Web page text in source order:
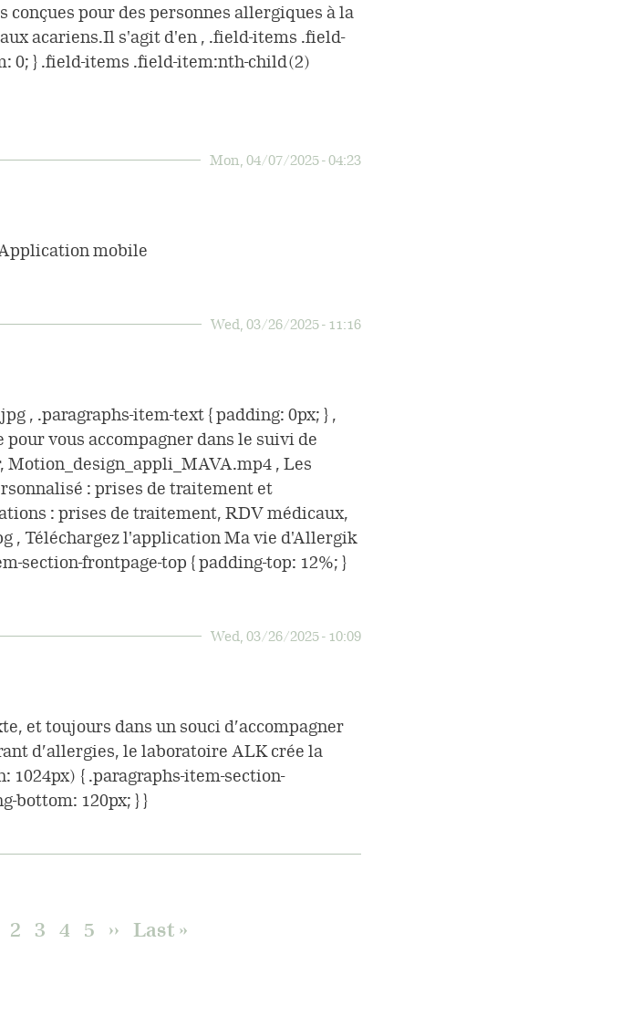
conçues pour des personnes allergiques à la
acariens.Il s'agit d'en , .field-items .field-
0; } .field-items .field-item:nth-child(2)
Mon, 04/07/2025 - 04:23
mobile
Wed, 03/26/2025 - 11:16
, .paragraphs-item-text { padding: 0px; } ,
vous accompagner dans le suivi de
, Les
: prises de traitement et
: prises de traitement, RDV médicaux,
, Téléchargez l'application Ma vie d'Allergik
section-frontpage-top { padding-top: 12%; }
Wed, 03/26/2025 - 10:09
et toujours dans un souci d’accompagner
d’allergies, le laboratoire ALK crée la
1024px) { .paragraphs-item-section-
bottom: 120px; } }
Current
2 Page
3 Page
4 Page
5
Next
››
Last
Last »